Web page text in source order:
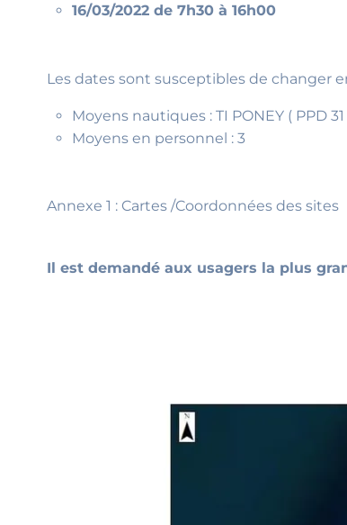
16/03/2022 de 7h30 à 16h00
Les dates sont susceptibles de changer
Moyens nautiques : TI PONEY ( PPD 31
Moyens en personnel : 3
Annexe 1 : Cartes /Coordonnées des sites
Il est demandé aux usagers la plus